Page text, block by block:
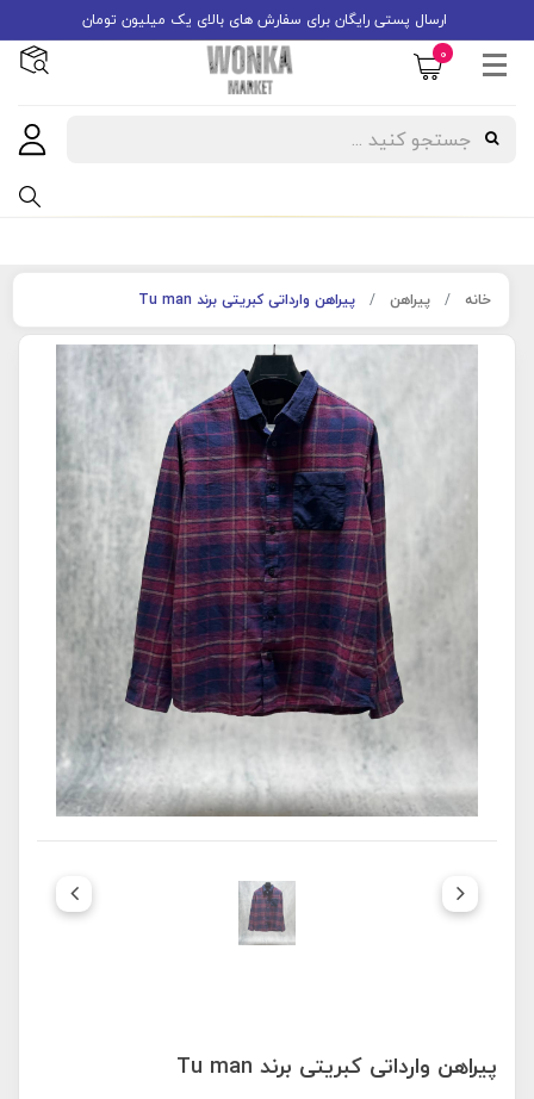
ارسال پستی رایگان برای سفارش های بالای یک میلیون تومان
0
خانه پیراهن پیراهن وارداتی کبریتی برند Tu man
پیراهن وارداتی کبریتی برند Tu man